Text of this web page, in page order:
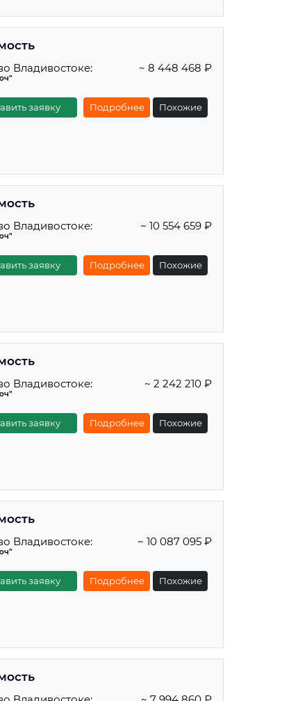
Владивостоке: ~ 8 448 468 ₽
заявку Подробнее Похожие
Владивостоке: ~ 10 554 659 ₽
заявку Подробнее Похожие
Владивостоке: ~ 2 242 210 ₽
заявку Подробнее Похожие
Владивостоке: ~ 10 087 095 ₽
заявку Подробнее Похожие